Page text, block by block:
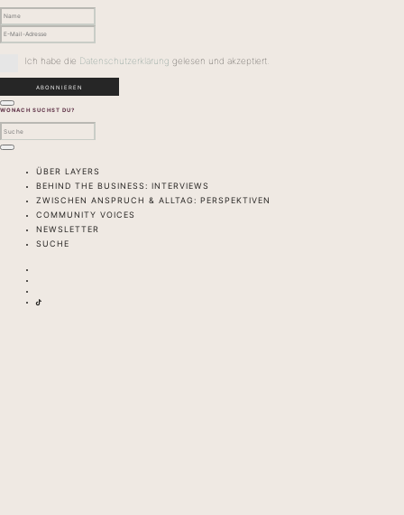
Ich habe die Datenschutzerklärung gelesen und akzeptiert.
WONACH SUCHST DU?
ÜBER LAYERS
BEHIND THE BUSINESS: INTERVIEWS
ZWISCHEN ANSPRUCH & ALLTAG: PERSPEKTIVEN
COMMUNITY VOICES
NEWSLETTER
SUCHE